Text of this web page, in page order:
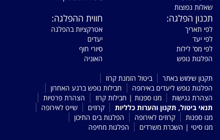
שאלות נפוצות
תכנון הפלגה:
לפי תאריך
לפי יעד
לפי מס' לילות
הפלגות נופש
חווית ההפלגה:
אטרקציות בהפלגה
יעדים
סיורי חוף
האוניה
תקנון שימוש באתר
ביטול הזמנת קרוז
הפלגות נופש ליעדים באירופה
חבילות נופש ברגע האחרון
הצהרת נגישות
מנו ספנות | חבילות קרוז
הצהרת פרטיות
תנאי ביטול, תקנון והערות כלליות
קרוזים
שייט לאירופה
מנו ספנות
קרוזים לאירופה
הפלגות בים התיכון
מנו סיטי | השכרת משרדים
הפלגות מחיפה